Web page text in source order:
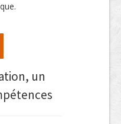
un